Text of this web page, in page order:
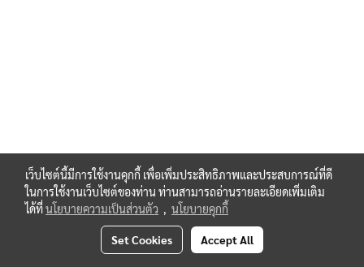
เว็บไซต์นี้มีการใช้งานคุกกี้ เพื่อเพิ่มประสิทธิภาพและประสบการณ์ที่ดี
ในการใช้งานเว็บไซต์ของท่าน ท่านสามารถอ่านรายละเอียดเพิ่มเติม
ได้ที่นโยบายความเป็นส่วนตัว , นโยบายคุกกี้
Set Cookies Accept All